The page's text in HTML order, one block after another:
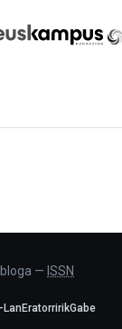
— ISSN